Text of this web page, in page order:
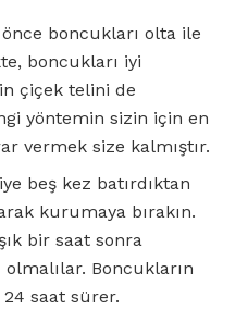
boncukları olta ile
boncukları iyi
çiçek telini de
yöntemin sizin için en
vermek size kalmıştır.
beş kez batırdıktan
kurumaya bırakın.
bir saat sonra
Boncukların
saat sürer.